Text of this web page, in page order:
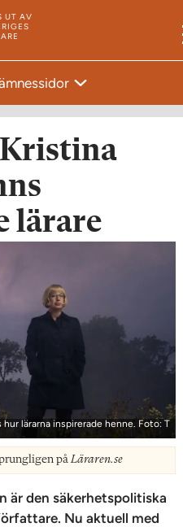
UT AV
lärare
lärarna inspirerade henne. Foto: T
påLäraren.se
är den säkerhetspolitiska
Nu aktuell med